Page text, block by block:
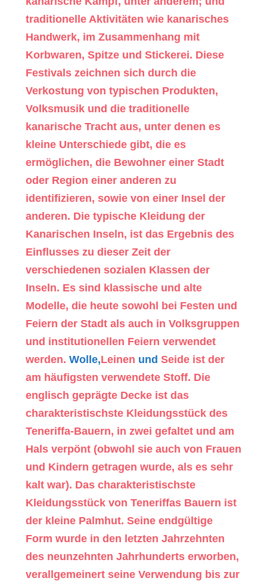
traditionelle Aktivitäten wie kanarisches
Handwerk, im Zusammenhang mit
Korbwaren, Spitze und Stickerei. Diese
Festivals zeichnen sich durch die
Verkostung von typischen Produkten,
Volksmusik und die traditionelle
kanarische Tracht aus, unter denen es
kleine Unterschiede gibt, die es
ermöglichen, die Bewohner einer Stadt
oder Region einer anderen zu
identifizieren, sowie von einer Insel der
anderen. Die typische Kleidung der
Kanarischen Inseln, ist das Ergebnis des
Einflusses zu dieser Zeit der
verschiedenen sozialen Klassen der
Inseln. Es sind klassische und alte
Modelle, die heute sowohl bei Festen und
Feiern der Stadt als auch in Volksgruppen
und institutionellen Feiern verwendet
werden. Wolle,Leinen und Seide ist der
am häufigsten verwendete Stoff. Die
englisch geprägte Decke ist das
charakteristischste Kleidungsstück des
Teneriffa-Bauern, in zwei gefaltet und am
Hals verpönt (obwohl sie auch von Frauen
und Kindern getragen wurde, als es sehr
kalt war). Das charakteristischste
Kleidungsstück von Teneriffas Bauern ist
der kleine Palmhut. Seine endgültige
Form wurde in den letzten Jahrzehnten
des neunzehnten Jahrhunderts erworben,
verallgemeinert seine Verwendung bis zur